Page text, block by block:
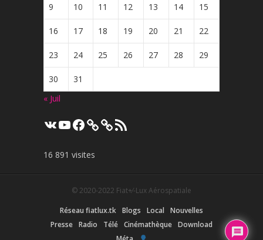
9 10 11 12 13 14 15
16 17 18 19 20 21 22
23 24 25 26 27 28 29
30
31
« Juil
VK YouTube
Facebook Flux
RSS
16 891 visites
© 2020-2022 Fiat+⁄-Lux Aérospatiale
Réseau fiatlux.tk Blogs Local
Nouvelles
Presse Radio Télé Cinémathèque Download